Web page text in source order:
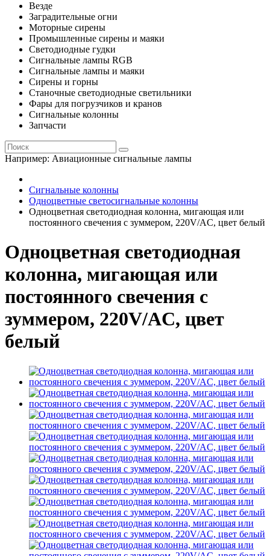
Везде
Заградительные огни
Моторные сирены
Промышленные сирены и маяки
Светодиодные гудки
Сигнальные лампы RGB
Сигнальные лампы и маяки
Сирены и горны
Станочные светодиодные светильники
Фары для погрузчиков и кранов
Сигнальные колонны
Запчасти
Например: Авиационные сигнальные лампы
Сигнальные колонны
Одноцветные светосигнальные колонны
Одноцветная светодиодная колонна, мигающая или
постоянного свечения с зуммером, 220V/AC, цвет белый
Одноцветная светодиодная
колонна, мигающая или
постоянного свечения с
зуммером, 220V/AC, цвет
белый